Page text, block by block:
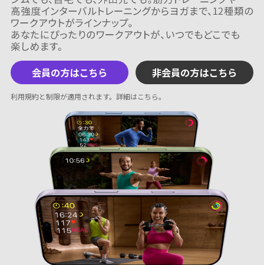
会員の方はこちら 非会員の方はこちら
利用規約と制限が適用されます。 詳細はこちら。